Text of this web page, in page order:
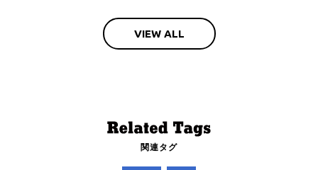
VIEW ALL
関連タグ